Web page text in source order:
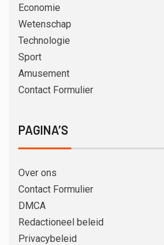
Economie
Wetenschap
Technologie
Sport
Amusement
Contact Formulier
PAGINA’S
Over ons
Contact Formulier
DMCA
Redactioneel beleid
Privacybeleid